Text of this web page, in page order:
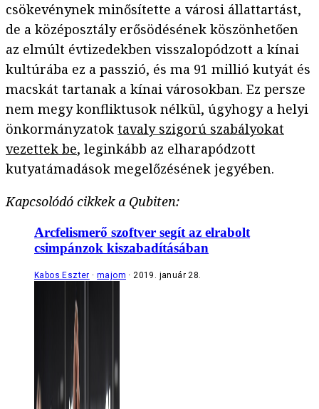
csökevénynek minősítette a városi állattartást,
de a középosztály erősödésének köszönhetően
az elmúlt évtizedekben visszalopódzott a kínai
kultúrába ez a passzió, és ma 91 millió kutyát és
macskát tartanak a kínai városokban. Ez persze
nem megy konfliktusok nélkül, úgyhogy a helyi
önkormányzatok tavaly szigorú szabályokat
vezettek be, leginkább az elharapódzott
kutyatámadások megelőzésének jegyében.
Kapcsolódó cikkek a Qubiten:
Arcfelismerő szoftver segít az elrabolt
csimpánzok kiszabadításában
Kabos Eszter majom 2019. január 28.